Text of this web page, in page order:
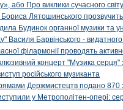
або Про виклики сучасного світу
Лятошинського
Будинок органної музики та
Василя Барвінського -
філармонії проводять
концерт "Музика
російського музиканта
Держмистецтв подано 870
у Метрополітен-опері: